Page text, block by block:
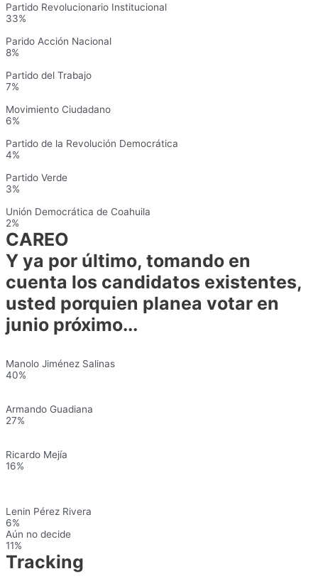
Partido Revolucionario Institucional
33%
Parido Acción Nacional
8%
Partido del Trabajo
7%
Movimiento Ciudadano
6%
Partido de la Revolución Democrática
4%
Partido Verde
3%
Unión Democrática de Coahuila
2%
CAREO
Y ya por último, tomando en
cuenta los candidatos existentes,
usted porquien planea votar en
junio próximo...
Manolo Jiménez Salinas
40%
Armando Guadiana
27%
Ricardo Mejía
16%
Lenin Pérez Rivera
6%
Aún no decide
11%
Tracking